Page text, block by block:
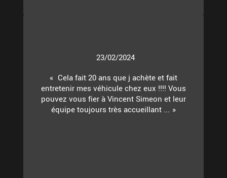
23/02/2024
Cela fait 20 ans que j achète et fait
entretenir mes véhicule chez eux !!!! Vous
pouvez vous fier à Vincent Simeon et leur
équipe toujours très accueillant ...